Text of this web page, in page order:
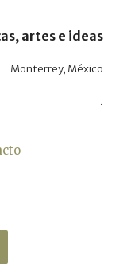
artes e ideas
Monterrey, México
.